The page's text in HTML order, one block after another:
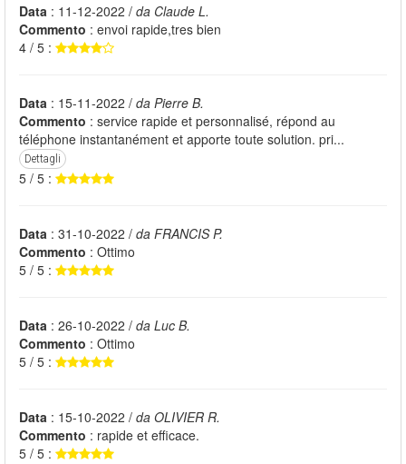
Data : 11-12-2022 / da Claude L.
Commento : envoi rapide,tres bien
4 / 5 :
Data : 15-11-2022 / da Pierre B.
Commento : service rapide et personnalisé, répond au
téléphone instantanément et apporte toute solution. pri...
Dettagli
5 / 5 :
Data : 31-10-2022 / da FRANCIS P.
Commento : Ottimo
5 / 5 :
Data : 26-10-2022 / da Luc B.
Commento : Ottimo
5 / 5 :
Data : 15-10-2022 / da OLIVIER R.
Commento : rapide et efficace.
5 / 5 :